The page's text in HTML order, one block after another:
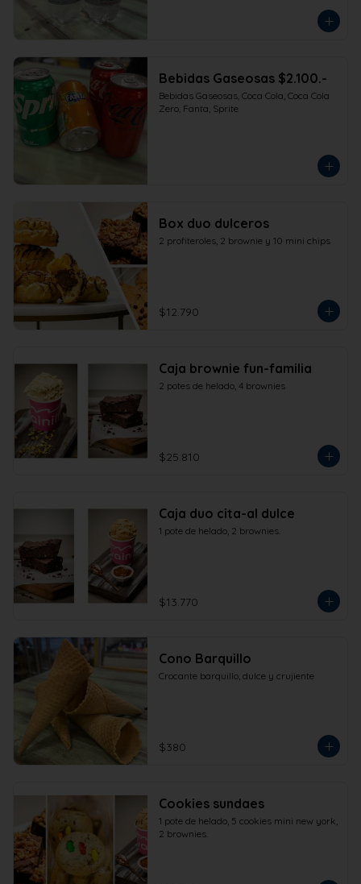
Bebidas Gaseosas $2.100.-
Bebidas Gaseosas, Coca Cola, Coca Cola
Zero, Fanta, Sprite
Box duo dulceros
2 profiteroles, 2 brownie y 10 mini chips
$12.790
Caja brownie fun-familia
2 potes de helado, 4 brownies
$25.810
Caja duo cita-al dulce
1 pote de helado, 2 brownies.
$13.770
Cono Barquillo
Crocante barquillo, dulce y crujiente
$380
Cookies sundaes
1 pote de helado, 5 cookies mini new york,
2 brownies.